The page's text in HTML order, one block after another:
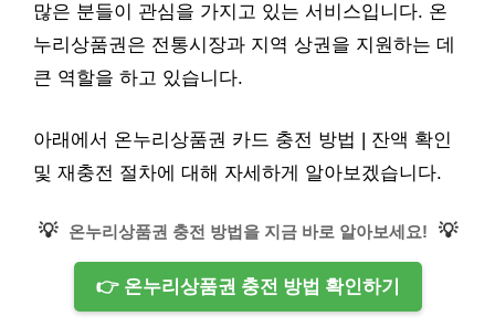
많은 분들이 관심을 가지고 있는 서비스입니다. 온
누리상품권은 전통시장과 지역 상권을 지원하는 데
큰 역할을 하고 있습니다.
아래에서 온누리상품권 카드 충전 방법 | 잔액 확인
및 재충전 절차에 대해 자세하게 알아보겠습니다.
💡 온누리상품권 충전 방법을 지금 바로 알아보세요! 💡
👉 온누리상품권 충전 방법 확인하기